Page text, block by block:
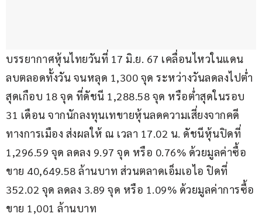
บรรยากาศหุ้นไทยวันที่ 17 มิ.ย. 67 เคลื่อนไหวในแดน
ลบตลอดทั้งวัน จนหลุด 1,300 จุด ระหว่างวันลดลงไปต่ำ
สุดเกือบ 18 จุด ที่ดัชนี 1,288.58 จุด หรือต่ำสุดในรอบ
31 เดือน จากนักลงทุนเทขายหุ้นลดความเสี่ยงจากคดี
ทางการเมือง ส่งผลให้ ณ เวลา 17.02 น. ดัชนีหุ้นปิดที่
1,296.59 จุด ลดลง 9.97 จุด หรือ 0.76% ด้วยมูลค่าซื้อ
ขาย 40,649.58 ล้านบาท ส่วนตลาดเอ็มเอไอ ปิดที่
352.02 จุด ลดลง 3.89 จุด หรือ 1.09% ด้วยมูลค่าการซื้อ
ขาย 1,001 ล้านบาท